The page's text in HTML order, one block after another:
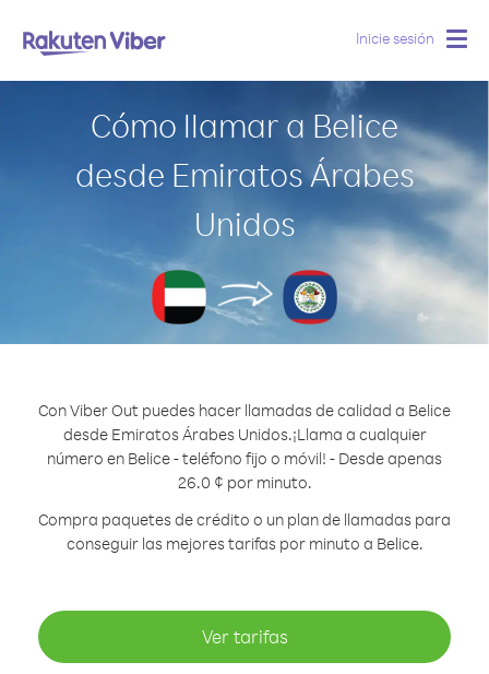
Inicie sesión
Cómo llamar a Belice
desde Emiratos Árabes
Unidos
Con Viber Out puedes hacer llamadas de calidad a Belice
desde Emiratos Árabes Unidos.¡Llama a cualquier
número en Belice - teléfono fijo o móvil! - Desde apenas
26.0 ¢ por minuto.
Compra paquetes de crédito o un plan de llamadas para
conseguir las mejores tarifas por minuto a Belice.
Ver tarifas